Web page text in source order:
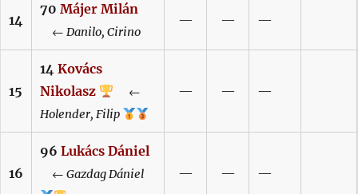
14
70 Májer Milán
← Danilo, Cirino
— — —
15
14 Kovács
Nikolasz
←
Holender, Filip
— — —
16
96 Lukács Dániel
← GazdagDániel — — —